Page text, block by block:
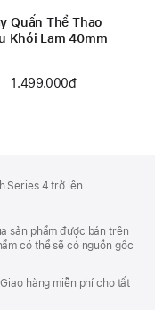
Quấn Thể Thao
Khói Lam 40mm
1.499.000đ
Series 4 trở lên.
sản phẩm được bán trên
có thể sẽ có nguồn gốc
hàng miễn phí cho tất